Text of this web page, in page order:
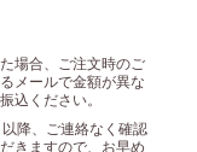
場合、ご注文時のご
メールで金額が異な
込ください。
降、ご連絡なく確認
きますので、お早め